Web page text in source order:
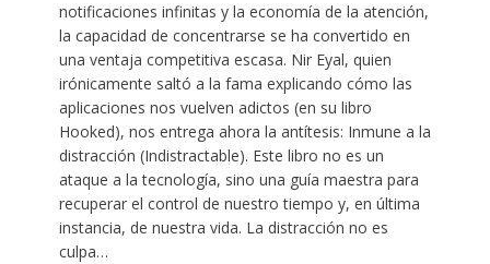
notificaciones infinitas y la economía de la atención,
la capacidad de concentrarse se ha convertido en
una ventaja competitiva escasa. Nir Eyal, quien
irónicamente saltó a la fama explicando cómo las
aplicaciones nos vuelven adictos (en su libro
Hooked), nos entrega ahora la antítesis: Inmune a la
distracción (Indistractable). Este libro no es un
ataque a la tecnología, sino una guía maestra para
recuperar el control de nuestro tiempo y, en última
instancia, de nuestra vida. La distracción no es
culpa…